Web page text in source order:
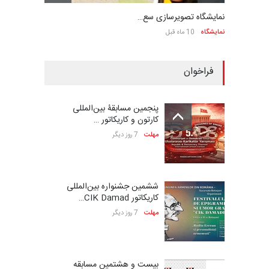
نمایشگاه تصویرسازی سع…
نمایشگاه 10 ماه قبل
فراخوان
پنجمین مسابقۀ بین‌المللی
کارتون و کاریکاتور …
مهلت 7 روز دیگر
ششمین جشنواره بین‌المللی
کاریکاتور CIK Damad…
مهلت 7 روز دیگر
بیست و هشتمین مسابقه